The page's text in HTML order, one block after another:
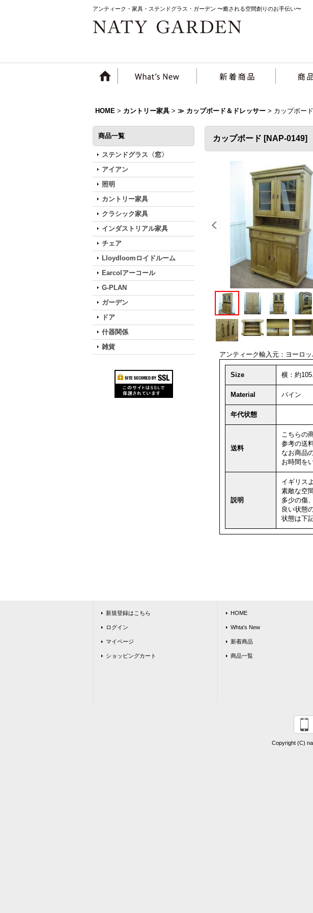
アンティーク・家具・ステンドグラス・ガーデン 〜癒される空間創りのお手伝い〜
HOME > カントリー家具 > ≫ カップボード＆ドレッサー > カップボード
商品一覧
ステンドグラス〈窓〉
アイアン
照明
カントリー家具
クラシック家具
インダストリアル家具
チェア
Lloydloomロイドルーム
Earcolアーコール
G-PLAN
ガーデン
ドア
什器関係
雑貨
カップボード [NAP-0149]
アンティーク輸入元：ヨーロ
Size 横：約
Material パイン
年代状態
送料
こちらの
参考の送
なお商品
お時間を
説明
イギリス
素敵な空
多少の傷
良い状態
状態は下
新規登録はこちら
ログイン
マイページ
ショッピングカート
HOME
Whta's New
新着商品
商品一覧
Copyright (C)